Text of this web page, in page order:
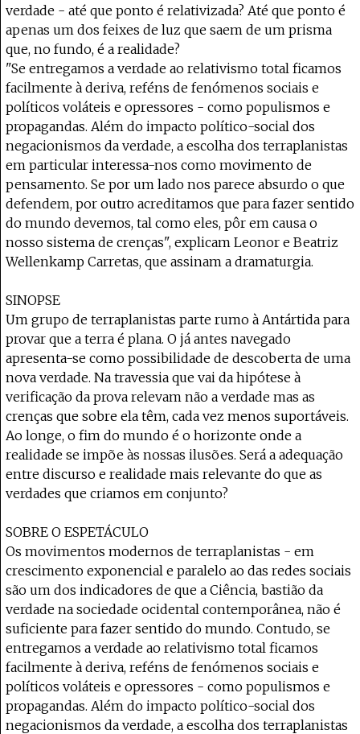
verdade - até que ponto é relativizada? Até que ponto é
apenas um dos feixes de luz que saem de um prisma
que, no fundo, é a realidade?
"Se entregamos a verdade ao relativismo total ficamos
facilmente à deriva, reféns de fenómenos sociais e
políticos voláteis e opressores - como populismos e
propagandas. Além do impacto político-social dos
negacionismos da verdade, a escolha dos terraplanistas
em particular interessa-nos como movimento de
pensamento. Se por um lado nos parece absurdo o que
defendem, por outro acreditamos que para fazer sentido
do mundo devemos, tal como eles, pôr em causa o
nosso sistema de crenças", explicam Leonor e Beatriz
Wellenkamp Carretas, que assinam a dramaturgia.
SINOPSE
Um grupo de terraplanistas parte rumo à Antártida para
provar que a terra é plana. O já antes navegado
apresenta-se como possibilidade de descoberta de uma
nova verdade. Na travessia que vai da hipótese à
verificação da prova relevam não a verdade mas as
crenças que sobre ela têm, cada vez menos suportáveis.
Ao longe, o fim do mundo é o horizonte onde a
realidade se impõe às nossas ilusões. Será a adequação
entre discurso e realidade mais relevante do que as
verdades que criamos em conjunto?
SOBRE O ESPETÁCULO
Os movimentos modernos de terraplanistas - em
crescimento exponencial e paralelo ao das redes sociais
são um dos indicadores de que a Ciência, bastião da
verdade na sociedade ocidental contemporânea, não é
suficiente para fazer sentido do mundo. Contudo, se
entregamos a verdade ao relativismo total ficamos
facilmente à deriva, reféns de fenómenos sociais e
políticos voláteis e opressores - como populismos e
propagandas. Além do impacto político-social dos
negacionismos da verdade, a escolha dos terraplanistas